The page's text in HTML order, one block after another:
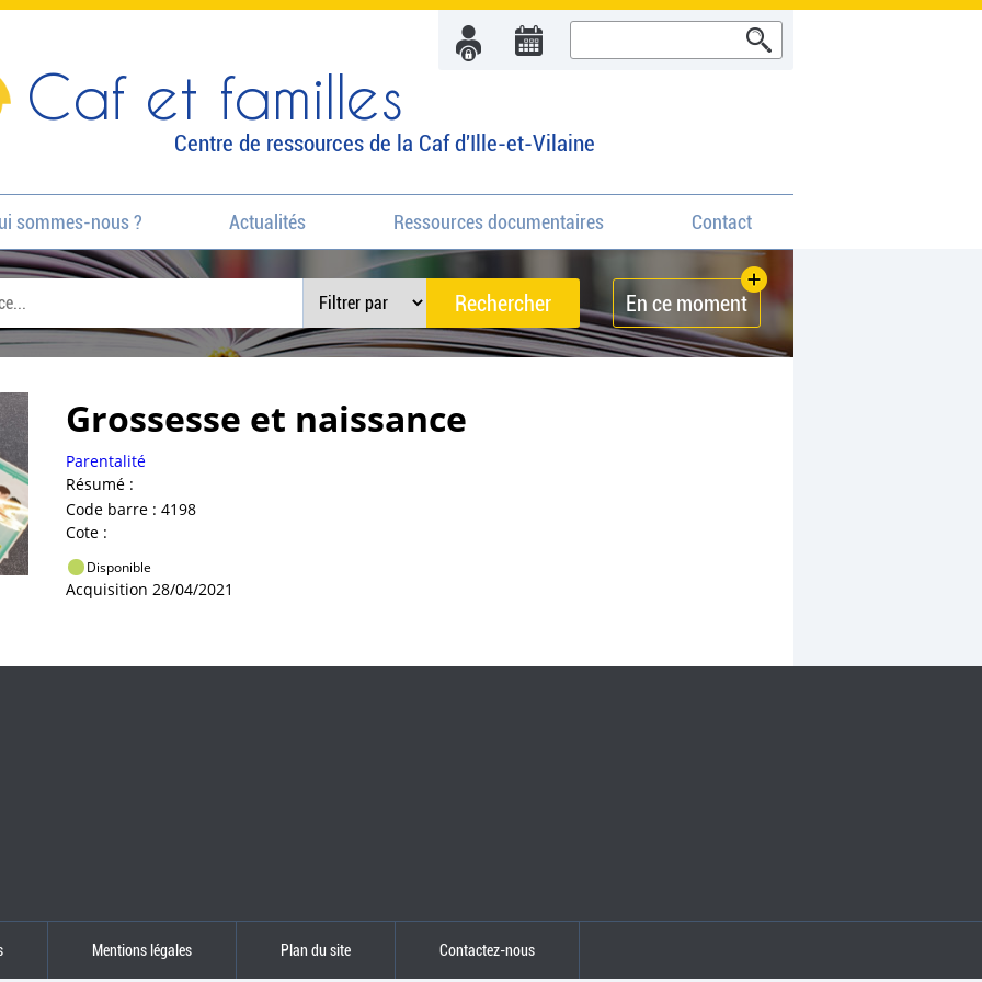
Caf et familles
Centre de ressources de la Caf d'Ille-et-Vilaine
sommes-nous ? Actualités Ressources documentaires Contact
En ce moment
Grossesse et naissance
Parentalité
Résumé :
Code barre : 4198
Cote :
Disponible
Acquisition 28/04/2021
Mentions légales Plan du site Contactez-nous